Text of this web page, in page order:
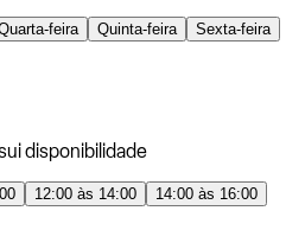
feira Quinta-feira
Sexta-feira
disponibilidade
12:00 às 14:00
14:00 às 16:00